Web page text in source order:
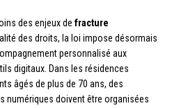
des enjeux de fracture
des droits, la loi impose désormais
personnalisé aux
digitaux. Dans les résidences
âgés de plus de 70 ans, des
numériques doivent être organisées